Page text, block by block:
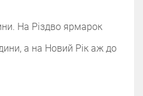
На Різдво ярмарок
а на Новий Рік аж до